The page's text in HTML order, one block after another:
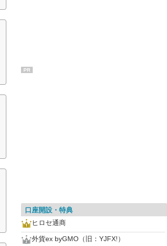
PR
口座開設・特典
ヒロセ通商
外貨ex byGMO（旧：YJFX!）